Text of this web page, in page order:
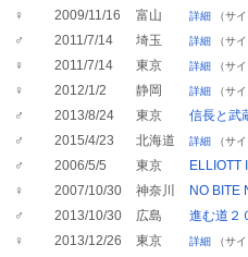
♀ 2009/11/16 富山 詳細（サイ
♂ 2011/7/14 埼玉 詳細（サイ
♀ 2011/7/14 東京 詳細（サイ
♀ 2012/1/2 静岡 詳細（サイ
♂ 2013/8/24 東京 信長と武
♂ 2015/4/23 北海道 詳細（サイ
♂ 2006/5/5 東京 ELLIOTT
♀ 2007/10/30 神奈川 NO BITE
♂ 2013/10/30 広島 進む道２
♀ 2013/12/26 東京 詳細（サイ